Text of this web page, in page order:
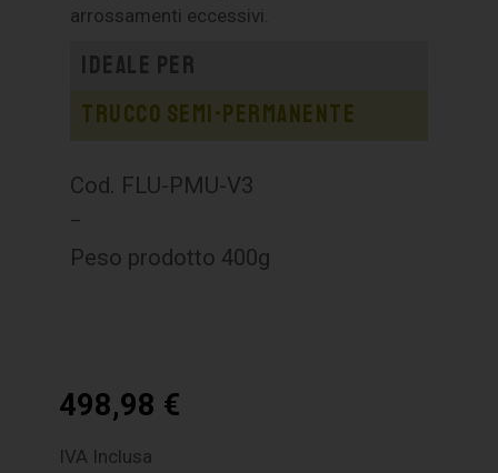
arrossamenti eccessivi.
Ideale per
Trucco semi-permanente
Cod. FLU-PMU-V3
–
Peso prodotto 400g
498,98 €
IVA Inclusa